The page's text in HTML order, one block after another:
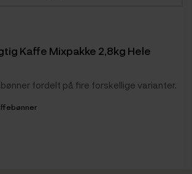
Kaffe Mixpakke 2,8kg Hele
fordelt på fire forskellige varianter.